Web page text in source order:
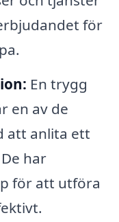
för
En trygg
en av de
att anlita ett
har
för att utföra